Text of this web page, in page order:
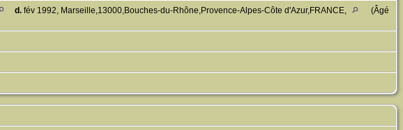
d. fév 1992, Marseille,13000,Bouches-du-Rhône,Provence-Alpes-Côte d'Azur,FRANCE,
(Âgé